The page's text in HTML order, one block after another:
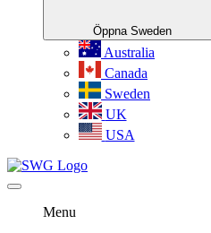
Öppna Sweden
Australia
Canada
Sweden
UK
USA
Menu